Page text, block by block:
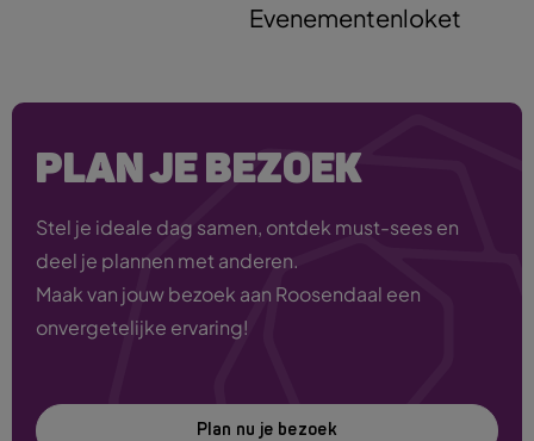
Evenementenloket
PLAN JE BEZOEK
Stel je ideale dag samen, ontdek must-sees en
deel je plannen met anderen.
Maak van jouw bezoek aan Roosendaal een
onvergetelijke ervaring!
Plan nu je bezoek